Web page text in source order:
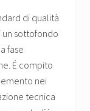
di qualità
un sottofondo
fase
É compito
nei
tecnica